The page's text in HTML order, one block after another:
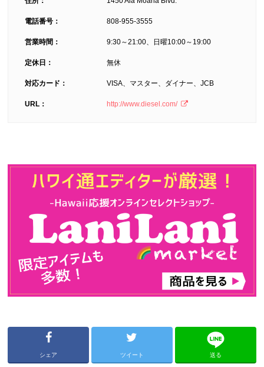
電話番号： 808-955-3555
営業時間： 9:30～21:00、日曜10:00～19:00
定休日： 無休
対応カード： VISA、マスター、ダイナー、JCB
URL： http://www.diesel.com/
シェア ツイート 送る